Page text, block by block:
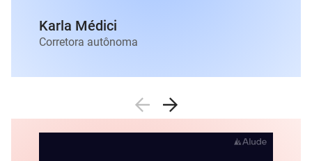
Karla Médici
Corretora autônoma